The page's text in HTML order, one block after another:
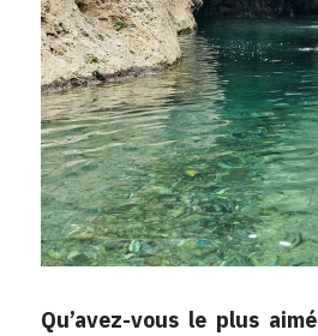
Qu’avez-vous le plus